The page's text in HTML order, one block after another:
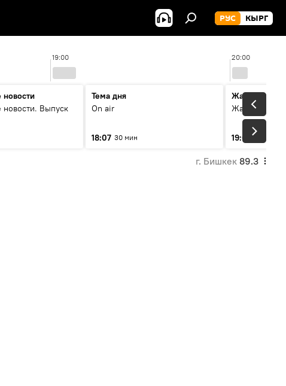
РУС КЫРГ
19:00 20:00
Выпуск
Тема дня
On air
18:07 30 мин
Жаңылыктар
19:01 8 мин
г. Бишкек 89.3